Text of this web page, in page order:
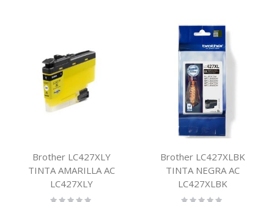
Brother LC427XLY
TINTA AMARILLA AC
LC427XLY
Rating:
Brother LC427XLBK
TINTA NEGRA AC
LC427XLBK
Rating: